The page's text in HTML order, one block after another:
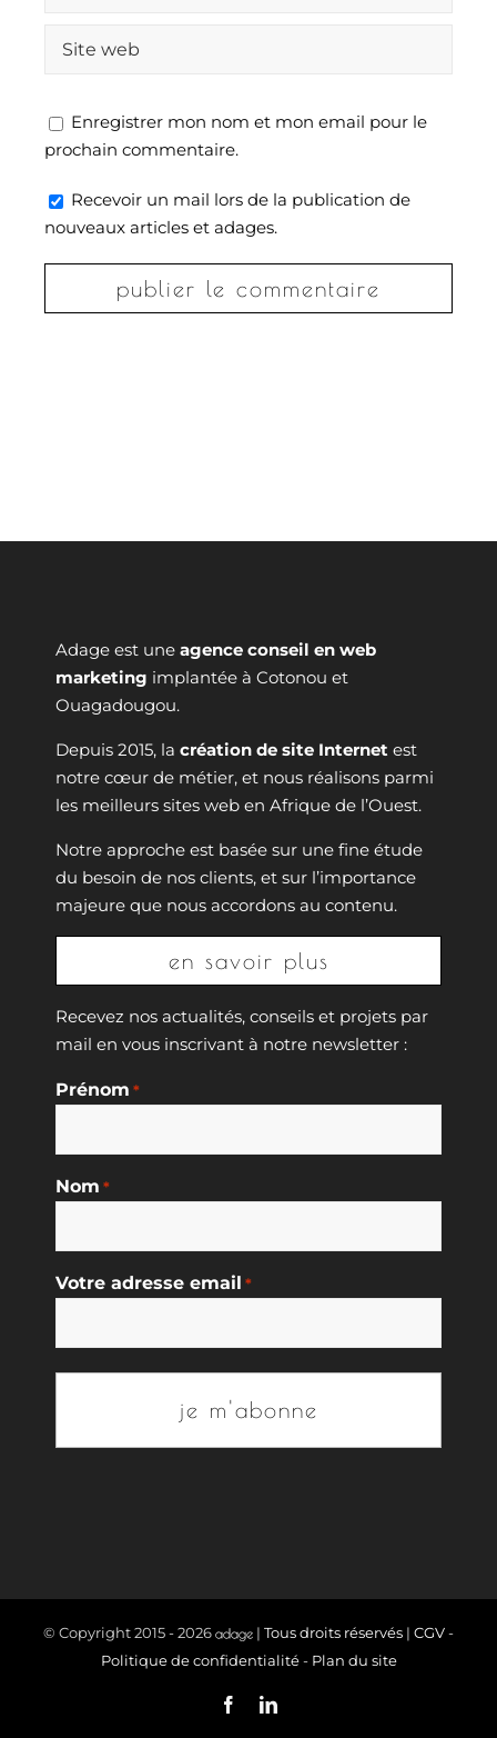
Enregistrer mon nom et mon email pour le
prochain commentaire.
Recevoir un mail lors de la publication de
nouveaux articles et adages.
Adage est une agence conseil en web
marketing implantée à Cotonou et
Ouagadougou.
Depuis 2015, la création de site Internet est
notre cœur de métier, et nous réalisons parmi
les meilleurs sites web en Afrique de l’Ouest.
Notre approche est basée sur une fine étude
du besoin de nos clients, et sur l’importance
majeure que nous accordons au contenu.
en savoir plus
Recevez nos actualités, conseils et projets par
mail en vous inscrivant à notre newsletter :
Prénom *
Nom *
Votre adresse email *
© Copyright 2015 -2026 | Tous droits réservés| CGV-
Politique de confidentialité- Plan du site
FacebookLinkedIn